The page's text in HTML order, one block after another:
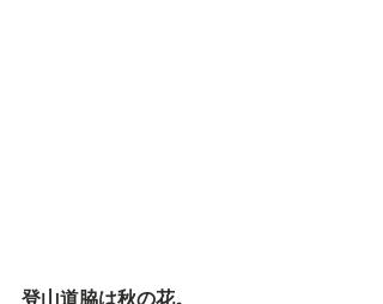
登山道脇は秋の花。